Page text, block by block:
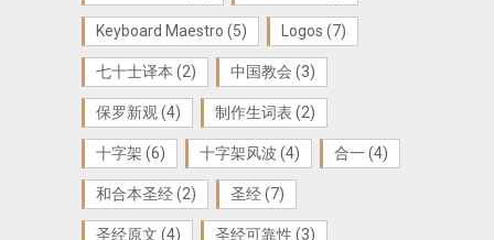
Keyboard Maestro (5) Logos (7)
七十士译本 (2) 中国教会 (3)
保罗新观 (4) 制作生词表 (2)
十字架 (6) 十字架风波 (4) 合一(4)
和合本圣经(2) 圣经(7)
圣经原文 (4) 圣经可靠性 (3)